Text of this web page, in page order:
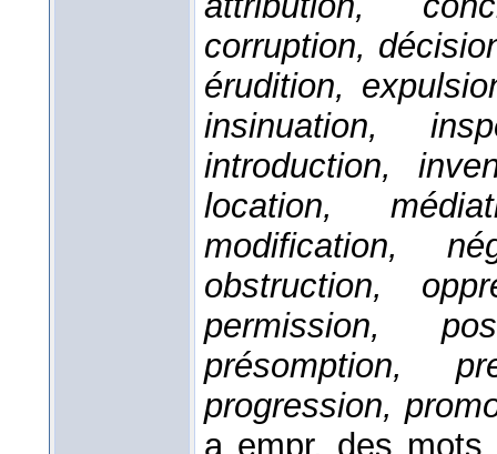
corruption,
érudition,
insinuation,
introduction,
location,
modification,
obstruction,
permission,
présomption,
progression,
a empr. des